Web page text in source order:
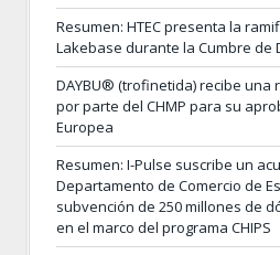
Resumen: HTEC presenta la
Lakebase durante la Cumbre de
DAYBU® (trofinetida) recibe una
por parte del CHMP para su
Europea
Resumen: I-Pulse suscribe un
Departamento de Comercio de
subvención de 250 millones de
en el marco del programa CHIPS